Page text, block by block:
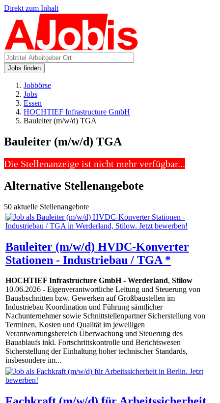
Direkt zum Inhalt
Jobs finden
Jobbörse
Jobs
Essen
HOCHTIEF Infrastructure GmbH
Bauleiter (m/w/d) TGA
Bauleiter (m/w/d) TGA
Die Stellenanzeige ist nicht mehr verfügbar...
Alternative Stellenangebote
50 aktuelle Stellenangebote
Bauleiter (m/w/d) HVDC-Konverter
Stationen - Industriebau / TGA *
HOCHTIEF Infrastructure GmbH- Werderland, Stilow
10.06.2026 - Eigenverantwortliche Leitung und Steuerung von
Bauabschnitten bzw. Gewerken auf Großbaustellen im
Industriebau Koordination und Führung sämtlicher
Nachunternehmer sowie Schnittstellenpartner Sicherstellung von
Terminen, Kosten und Qualität im jeweiligen
Verantwortungsbereich Überwachung und Steuerung des
Bauablaufs inkl. Fortschrittskontrolle und Berichtswesen
Sicherstellung der Einhaltung hoher technischer Standards,
insbesondere im...